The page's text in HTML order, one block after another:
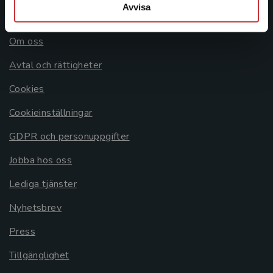
Avvisa
Om oss
Avtal och rättigheter
Cookies
Cookieinställningar
GDPR och personuppgifter
Jobba hos oss
Lediga tjänster
Nyhetsbrev
Press
Tillgänglighet